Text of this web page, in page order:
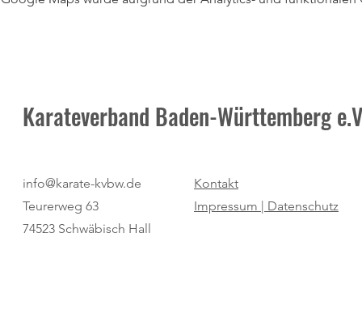
Karateverband Baden-Württemberg
info@karate-kvbw.de
Teurerweg 63
74523 Schwäbisch Hall
Kontakt
Impressum | Datenschutz